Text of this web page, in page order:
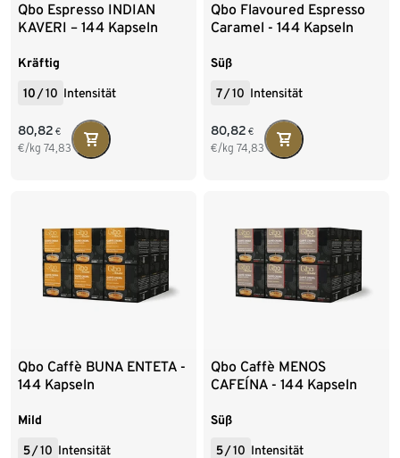
Qbo Espresso INDIAN
KAVERI – 144 Kapseln
Kräftig
10 /10 Intensität
80,82 €
€/kg 74,83
Qbo Flavoured Espresso
Caramel - 144 Kapseln
Süß
7/10 Intensität
80,82 €
€/kg 74,83
Qbo Caffè BUNA ENTETA -
144 Kapseln
Mild
5/10 Intensität
Qbo Caffè MENOS
CAFEÍNA - 144 Kapseln
Süß
5/10 Intensität